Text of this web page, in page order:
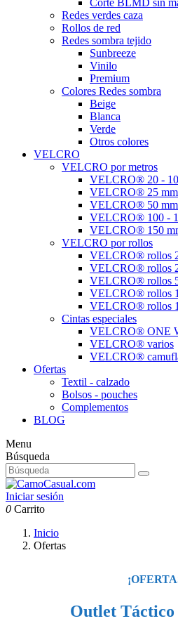
Corte BLMD sin
Redes verdes caza
Rollos de red
Redes sombra tejido
Sunbreeze
Vinilo
Premium
Colores Redes sombra
Beige
Blanca
Verde
Otros colores
VELCRO
VELCRO por metros
VELCRO® 20 -
VELCRO® 25 mm
VELCRO® 50 mm
VELCRO® 100 -
VELCRO® 150
VELCRO por rollos
VELCRO® rollos
VELCRO® rollos
VELCRO® rollos
VELCRO® rollos
VELCRO® rollos
Cintas especiales
VELCRO® ONE
VELCRO® varios
VELCRO®
Ofertas
Textil - calzado
Bolsos - pouches
Complementos
BLOG
Menu
Búsqueda
Iniciar sesión
0 Carrito
Inicio
Ofertas
Outlet